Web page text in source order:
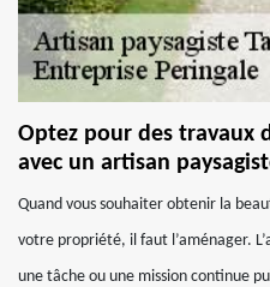
Optez pour des travaux
avec un artisan
Quand vous souhaiter obtenir la
votre propriété, il faut l’aménager.
une tâche ou une mission continue